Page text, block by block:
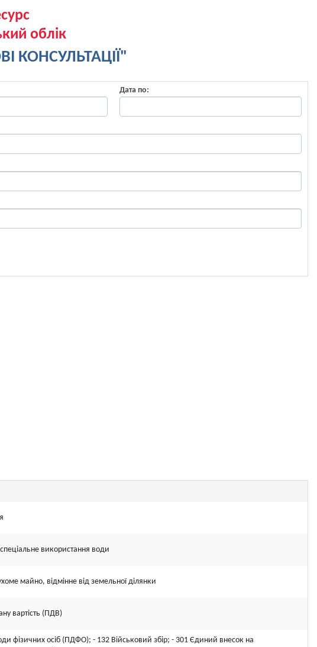
облік
КОНСУЛЬТАЦІЇ"
Дата по:
використання води
майно, відмінне від земельної ділянки
вартість (ПДВ)
фізичних осіб (ПДФО); - 132 Військовий збір; - 301 Єдиний внесок на